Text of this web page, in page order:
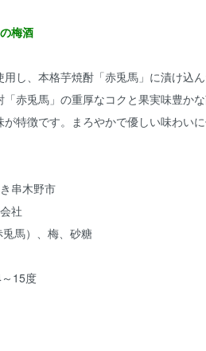
梅酒
用し、本格芋焼酎「赤兎馬」に漬け込
赤兎馬」の重厚なコクと果実味豊か
特徴です。まろやかで優しい味わい
串木野市
社
馬）、梅、砂糖
15度